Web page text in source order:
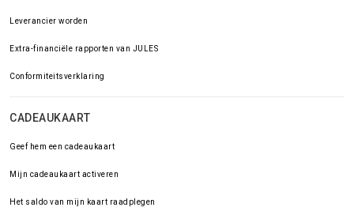
Leverancier worden
Extra-financiële rapporten van JULES
Conformiteitsverklaring
CADEAUKAART
Geef hem een cadeaukaart
Mijn cadeaukaart activeren
Het saldo van mijn kaart raadplegen